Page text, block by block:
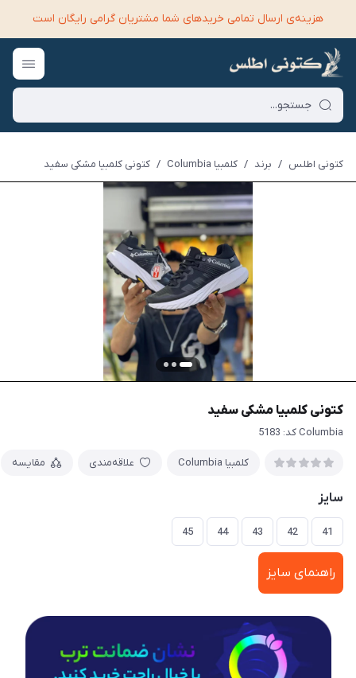
هزینه‌ی ارسال تمامی خرید‌های شما مشتریان گرامی رایگان است
کتونی اطلس / برند / کلمبیا Columbia / کتونی کلمبیا مشکی سفید
کتونی کلمبیا مشکی سفید
Columbia کد: 5183
کلمبیا Columbia علاقه‌مندی مقایسه
سایز
41
42
43
44
45
راهنمای سایز